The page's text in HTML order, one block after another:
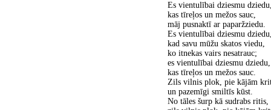
Es vientulībai dziesmu
kas tīreļos un mežos sauc,
māj pusnaktī ar paparžziedu.
Es vientulībai dziesmu
kad savu mūžu skatos viedu,
ko itnekas vairs nesatrauc;
es vientulībai dziesmu dziedu,
kas tīreļos un mežos sauc.
Zils vilnis plok, pie kājām
un pazemīgi smiltīs kūst.
No tāles šurp kā sudrabs ritis,